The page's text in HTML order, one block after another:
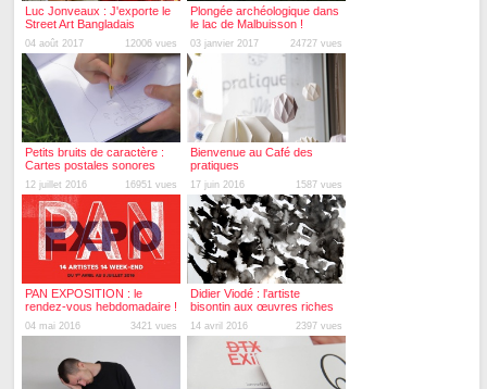
Luc Jonveaux : J'exporte le
Street Art Bangladais
04 août 2017 12006 vues
Plongée archéologique dans
le lac de Malbuisson !
03 janvier 2017 24727 vues
Petits bruits de caractère :
Cartes postales sonores
12 juillet 2016 16951 vues
Bienvenue au Café des
pratiques
17 juin 2016 1587 vues
PAN EXPOSITION : le
rendez-vous hebdomadaire !
04 mai 2016 3421 vues
Didier Viodé : l'artiste
bisontin aux œuvres riches
et pluridisciplinaires !
14 avril 2016 2397 vues